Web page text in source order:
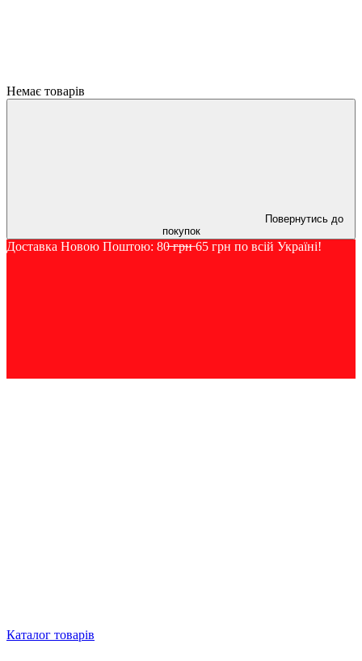
Немає товарів
Повернутись до
покупок
Доставка Новою Поштою: 80̶ ̶г̶р̶н̶ 65 грн по всій Україні!
Каталог товарів